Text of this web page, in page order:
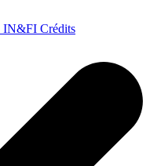
IN&FI Crédits